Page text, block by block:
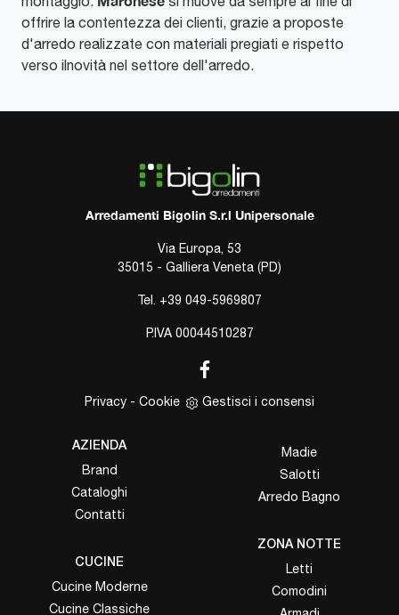
offrire la contentezza dei clienti, grazie a proposte
d'arredo realizzate con materiali pregiati e rispetto
verso ilnovità nel settore dell'arredo.
Arredamenti Bigolin S.r.l Unipersonale
Via Europa, 53
35015 - Galliera Veneta (PD)
Tel. +39 049-5969807
P.IVA 00044510287
Privacy - Cookie Gestisci i consensi
AZIENDA
Brand
Cataloghi
Contatti
CUCINE
Cucine Moderne
Cucine Classiche
Madie
Salotti
Arredo Bagno
ZONA NOTTE
Letti
Comodini